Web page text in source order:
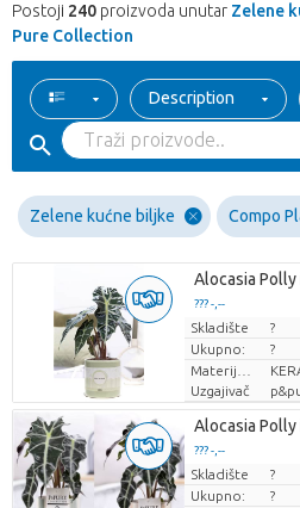
Postoji 240 proizvoda unutar Zelene
Pure Collection
Description
Zelene kućne biljke Compo
Alocasia Polly
??? -,--
Cijena po
Skladište ?
Ukupno:
?
Uzgajivač
Alocasia Polly
??? -,--
Cijena po
Skladište ?
Ukupno:
?